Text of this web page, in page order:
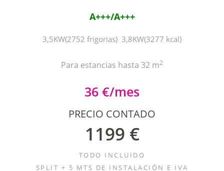
A+++/A+++
3,5KW(2752 frigorias) 3,8KW(3277 kcal)
Para estancias hasta 32 m2
36 €/mes
PRECIO CONTADO
1199 €
TODO INCLUIDO
SPLIT + 5 MTS DE INSTALACIÓN E IVA